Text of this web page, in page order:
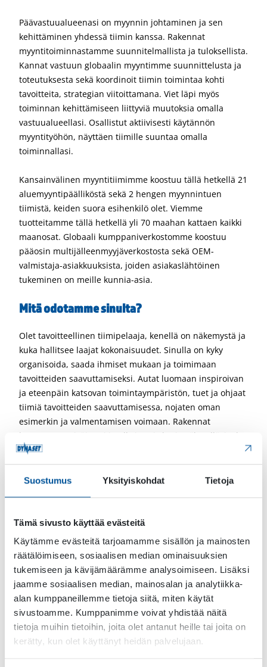
Suostumus Yksityiskohdat Tietoja
Tämä sivusto käyttää evästeitä
Käytämme evästeitä tarjoamamme sisällön ja mainosten
räätälöimiseen, sosiaalisen median ominaisuuksien
tukemiseen ja kävijämäärämme analysoimiseen. Lisäksi
jaamme sosiaalisen median, mainosalan ja analytiikka-
alan kumppaneillemme tietoja siitä, miten käytät
sivustoamme. Kumppanimme voivat yhdistää näitä
tietoja muihin tietoihin, joita olet antanut heille tai joita on
kerätty, kun olet käyttänyt heidän palvelujaan.
Päävastuualueenasi on myynnin johtaminen ja sen
kehittäminen yhdessä tiimin kanssa. Rakennat
myyntitoiminnastamme suunnitelmallista ja tuloksellista.
Kannat vastuun globaalin myyntimme suunnittelusta ja
toteutuksesta sekä koordinoit tiimin toimintaa kohti
tavoitteita, strategian viitoittamana. Viet läpi myös
toiminnan kehittämiseen liittyviä muutoksia omalla
vastuualueellasi. Osallistut aktiivisesti käytännön
myyntityöhön, näyttäen tiimille suuntaa omalla
toiminnallasi.
Kansainvälinen myyntitiimimme koostuu tällä hetkellä 21
aluemyyntipäälliköstä sekä 2 hengen myynnintuen
tiimistä, keiden suora esihenkilö olet. Viemme
tuotteitamme tällä hetkellä yli 70 maahan kattaen kaikki
maanosat. Globaali kumppaniverkostomme koostuu
pääosin multijälleenmyyjäverkostosta sekä OEM-
valmistaja-asiakkuuksista, joiden asiakaslähtöinen
tukeminen on meille kunnia-asia.
Mitä odotamme sinulta?
Olet tavoitteellinen tiimipelaaja, kenellä on näkemystä ja
kuka hallitsee laajat kokonaisuudet. Sinulla on kyky
organisoida, saada ihmiset mukaan ja toimimaan
tavoitteiden saavuttamiseksi. Autat luomaan inspiroivan
ja eteenpäin katsovan toimintaympäristön, tuet ja ohjaat
tiimiä tavoitteiden saavuttamisessa, nojaten oman
esimerkin ja valmentamisen voimaan. Rakennat
luottamusta sisäisesti ja ulkoisesti yhteistyökyvylläsi, olet
kehittämishaluinen ja tartut toimeen proaktiivisesti.
Tapaatte myyntitiimin kanssa toimistolla viikoittain.
myyntitiimin johtamisesta ja myyntitoimintojen
kehittämisestä edesauttavat tehtävässä menestymisessä.
Edellytämme sujuvaa suomen ja englannin kielen taitoa,
muu kielitaito katsotaan eduksi.
Mitä tarjoamme sinulle?
Loistavan mahdollisuuden kehittyvässä, globaalissa ja
kasvuhakuisessa organisaatiossa huipputiimin ja -
tuotteiden parissa! Satsaamme viihtyvyyteen ja